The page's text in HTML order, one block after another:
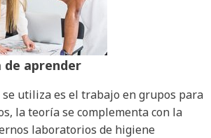
de aprender
se utiliza es el trabajo en grupos para
la teoría se complementa con la
laboratorios de higiene